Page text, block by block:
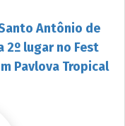
Antônio de
2º lugar no Fest
Pavlova Tropical